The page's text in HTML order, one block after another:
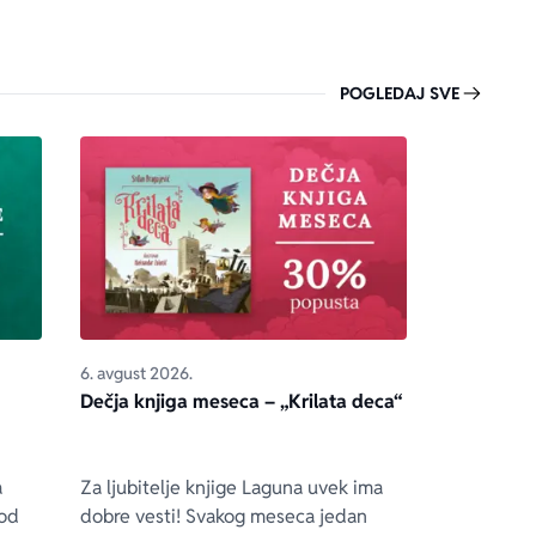
POGLEDAJ SVE
6. avgust 2026.
Dečja knjiga meseca – „Krilata deca“
Za ljubitelje knjige Laguna uvek ima
dobre vesti! Svakog meseca jedan